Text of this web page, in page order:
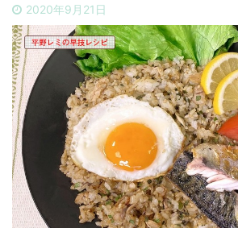
2020年9月21日